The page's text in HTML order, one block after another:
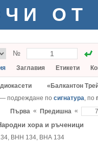
ОТ
№
Заглавия Етикети
«Балкантон
подреждане по сигнатура, по
Първа « Предишна «
хора и ръченици
ВНН 134, ВНА 134